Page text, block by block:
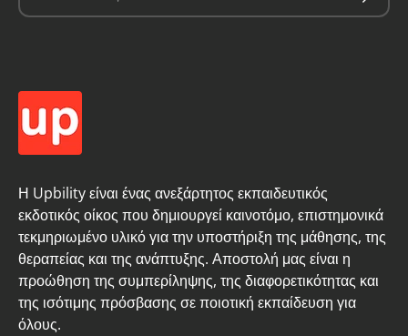
Η Upbility είναι ένας ανεξάρτητος εκπαιδευτικός
εκδοτικός οίκος που δημιουργεί καινοτόμο, επιστημονικά
τεκμηριωμένο υλικό για την υποστήριξη της μάθησης, της
θεραπείας και της ανάπτυξης. Αποστολή μας είναι η
προώθηση της συμπερίληψης, της διαφορετικότητας και
της ισότιμης πρόσβασης σε ποιοτική εκπαίδευση για
όλους.